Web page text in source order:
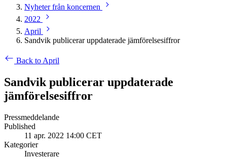
Nyheter från koncernen
2022
April
Sandvik publicerar uppdaterade jämförelsesiffror
Back to April
Sandvik publicerar uppdaterade
jämförelsesiffror
Pressmeddelande
Published
11 apr. 2022 14:00 CET
Kategorier
Investerare